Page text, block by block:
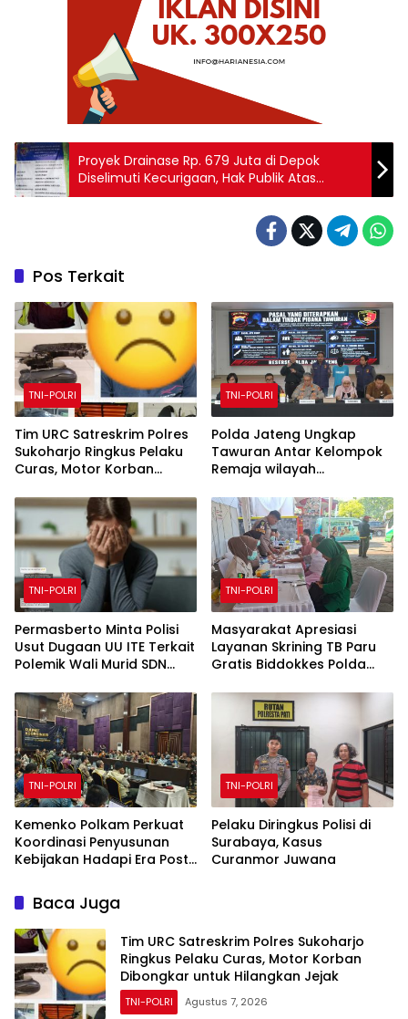
Proyek Drainase Rp. 679 Juta di Depok
Diselimuti Kecurigaan, Hak Publik Atas
Informasi Dilanggar
Pos Terkait
TNI-POLRI
Tim URC Satreskrim Polres
Sukoharjo Ringkus Pelaku
Curas, Motor Korban
Jejak
TNI-POLRI
Polda Jateng Ungkap
Tawuran Antar Kelompok
Remaja wilayah
Tersangka Ditahan dan 17
DPO Diburu
TNI-POLRI
Permasberto Minta Polisi
Usut Dugaan UU ITE Terkait
Polemik Wali Murid SDN
TNI-POLRI
Masyarakat Apresiasi
Layanan Skrining TB Paru
Gratis Biddokkes Polda
IV Sam Poo Kong
TNI-POLRI
Kemenko Polkam Perkuat
Koordinasi Penyusunan
Kebijakan Hadapi Era Post-
TNI-POLRI
Pelaku Diringkus Polisi di
Surabaya, Kasus
Curanmor Juwana
Baca Juga
Tim URC Satreskrim Polres Sukoharjo
Ringkus Pelaku Curas, Motor Korban
Dibongkar untuk Hilangkan Jejak
TNI-POLRI Agustus 7, 2026